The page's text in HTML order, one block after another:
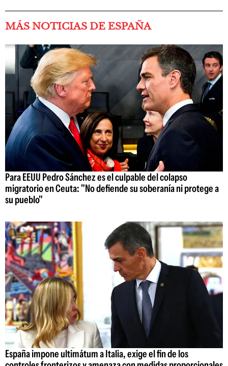
MÁS NOTICIAS DE ESPAÑA
Para EEUU Pedro Sánchez es el culpable del colapso
migratorio en Ceuta: "No defiende su soberanía ni protege a
su pueblo"
España impone ultimátum a Italia, exige el fin de los